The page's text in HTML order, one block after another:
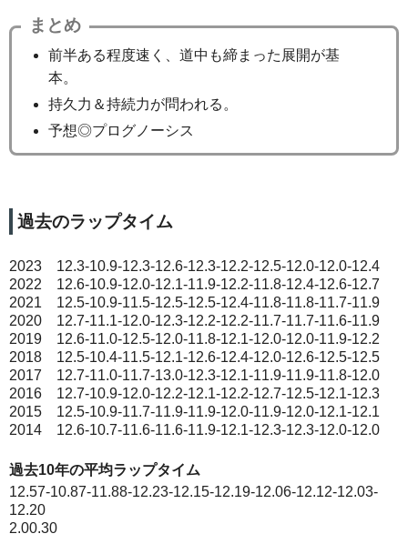
まとめ
前半ある程度速く、道中も締まった展開が基
本。
持久力＆持続力が問われる。
予想◎プログノーシス
過去のラップタイム
2023 12.3-10.9-12.3-12.6-12.3-12.2-12.5-12.0-12.0-12.4
2022 12.6-10.9-12.0-12.1-11.9-12.2-11.8-12.4-12.6-12.7
2021 12.5-10.9-11.5-12.5-12.5-12.4-11.8-11.8-11.7-11.9
2020 12.7-11.1-12.0-12.3-12.2-12.2-11.7-11.7-11.6-11.9
2019 12.6-11.0-12.5-12.0-11.8-12.1-12.0-12.0-11.9-12.2
2018 12.5-10.4-11.5-12.1-12.6-12.4-12.0-12.6-12.5-12.5
2017 12.7-11.0-11.7-13.0-12.3-12.1-11.9-11.9-11.8-12.0
2016 12.7-10.9-12.0-12.2-12.1-12.2-12.7-12.5-12.1-12.3
2015 12.5-10.9-11.7-11.9-11.9-12.0-11.9-12.0-12.1-12.1
2014 12.6-10.7-11.6-11.6-11.9-12.1-12.3-12.3-12.0-12.0
過去10年の平均ラップタイム
12.57-10.87-11.88-12.23-12.15-12.19-12.06-12.12-12.03-
12.20
2.00.30